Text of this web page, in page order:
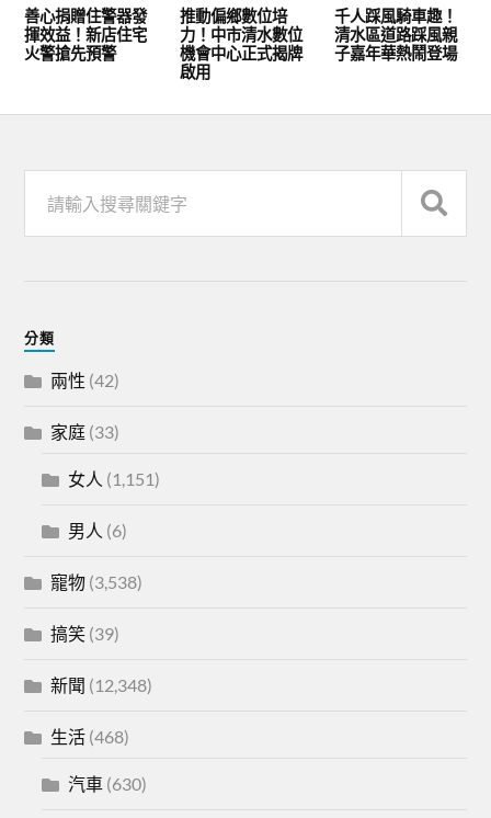
善心捐贈住警器發
揮效益！新店住宅
火警搶先預警
推動偏鄉數位培
力！中市清水數位
機會中心正式揭牌
啟用
千人踩風騎車趣！
清水區道路踩風親
子嘉年華熱鬧登場
分類
兩性 (42)
家庭 (33)
女人 (1,151)
男人 (6)
寵物 (3,538)
搞笑 (39)
新聞 (12,348)
生活 (468)
汽車 (630)